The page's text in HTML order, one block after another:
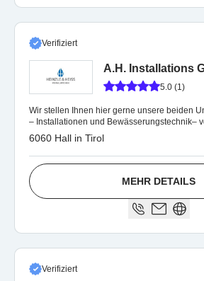
Verifiziert
A.H. Installations
5.0 (1)
Wir stellen Ihnen hier gerne unsere beiden
– Installationen und Bewässerungstechnik–
6060 Hall in Tirol
MEHR DETAILS
Verifiziert